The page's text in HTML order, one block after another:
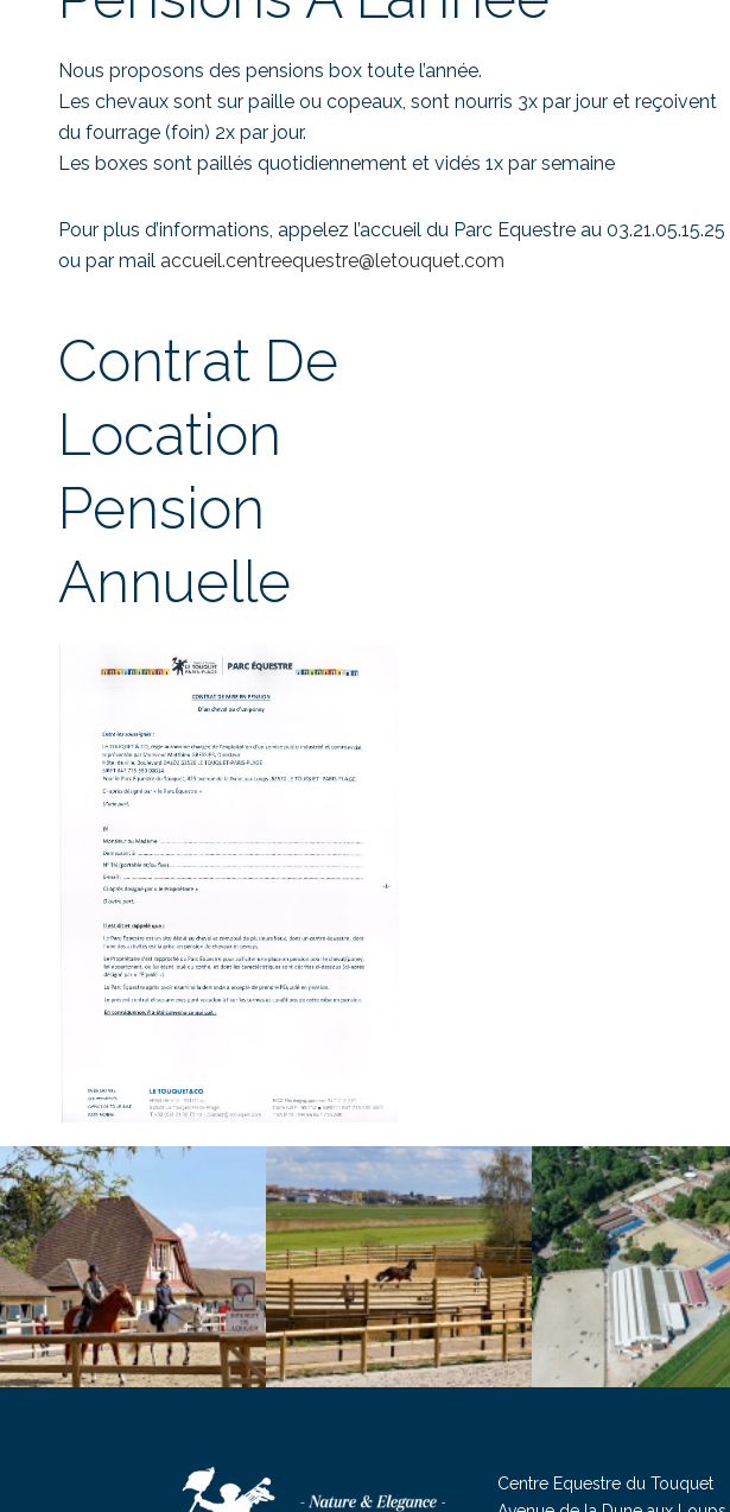
Nous proposons des pensions box toute l’année.
Les chevaux sont sur paille ou copeaux, sont nourris 3x par jour et reçoivent
du fourrage (foin) 2x par jour.
Les boxes sont paillés quotidiennement et vidés 1x par semaine
Pour plus d’informations, appelez l’accueil du Parc Equestre au 03.21.05.15.25
ou par mail accueil.centreequestre@letouquet.com
Contrat De
Location
Pension
Annuelle
Centre Equestre du Touquet